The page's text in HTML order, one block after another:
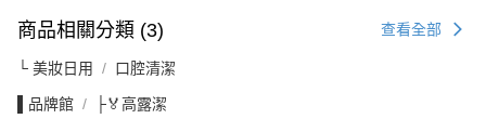
商品相關分類 (3) 查看全部
└ 美妝日用 口腔清潔
▌品牌館 ├🏅高露潔